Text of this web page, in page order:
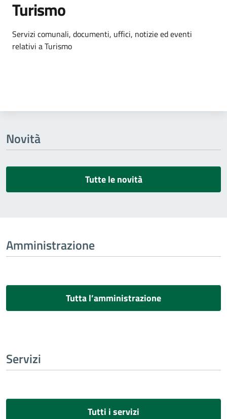
Turismo
Dettagli dell'argomento
Servizi comunali, documenti, uffici, notizie ed eventi
relativi a Turismo
Novità
Tutte le novità
Amministrazione
Tutta l’amministrazione
Servizi
Tutti i servizi